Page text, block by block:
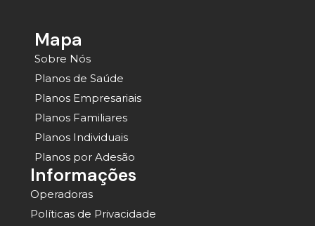
Mapa
Sobre Nós
Planos de Saúde
Planos Empresariais
Planos Familiares
Planos Individuais
Planos por Adesão
Informações
Operadoras
Políticas de Privacidade